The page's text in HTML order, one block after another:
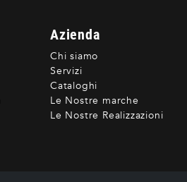
Azienda
Chi siamo
Servizi
Cataloghi
Le Nostre marche
Le Nostre Realizzazioni